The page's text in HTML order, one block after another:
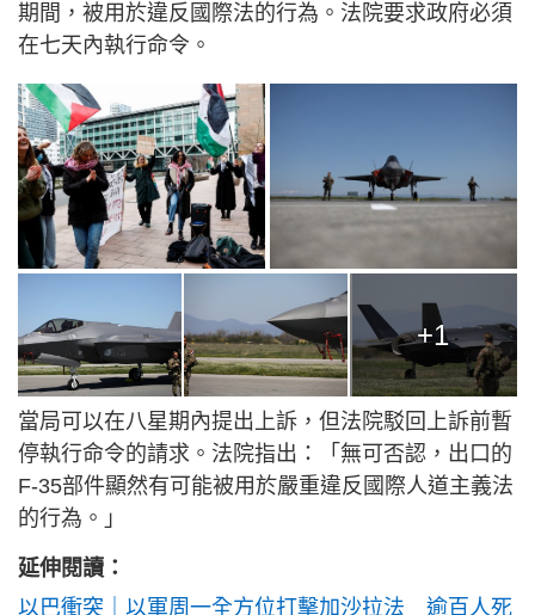
期間，被用於違反國際法的行為。法院要求政府必須
在七天內執行命令。
+1
當局可以在八星期內提出上訴，但法院駁回上訴前暫
停執行命令的請求。法院指出：「無可否認，出口的
F-35部件顯然有可能被用於嚴重違反國際人道主義法
的行為。」
延伸閱讀：
以巴衝突｜以軍周一全方位打擊加沙拉法 逾百人死